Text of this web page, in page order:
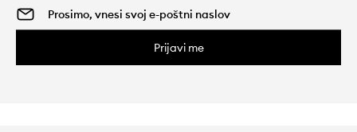
Prijavi me